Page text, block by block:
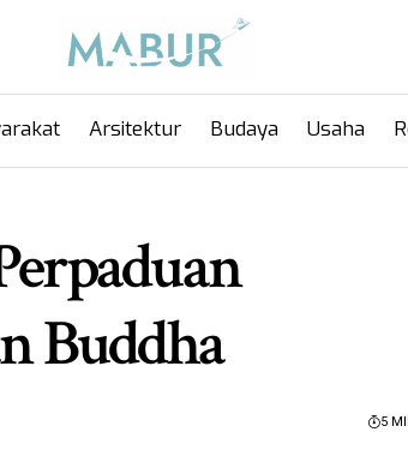
Arsitektur Budaya Usaha
Buddha
5